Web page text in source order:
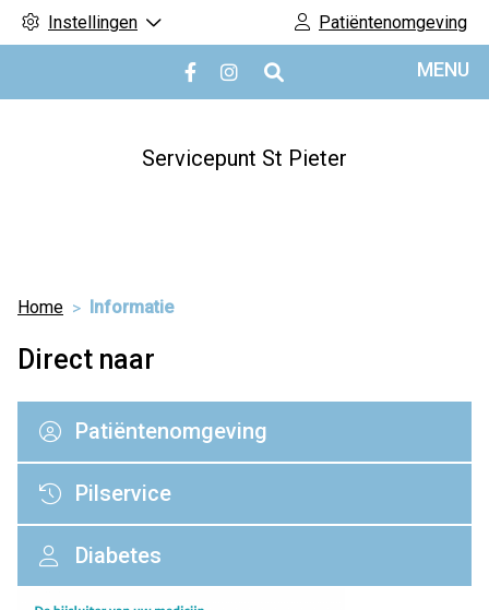
Instellingen Patiëntenomgeving
Bezoek
onze
Bezoek
onze
MENU
Servicepunt St Pieter
Home Informatie
Direct naar
Patiëntenomgeving
Pilservice
Diabetes